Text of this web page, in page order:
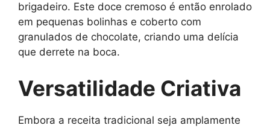
brigadeiro. Este doce cremoso é então enrolado
em pequenas bolinhas e coberto com
granulados de chocolate, criando uma delícia
que derrete na boca.
Versatilidade Criativa
Embora a receita tradicional seja amplamente